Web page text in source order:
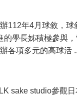
112年4月球敘，
學長姊積極參與
各項多元的高球活
sake studio參觀